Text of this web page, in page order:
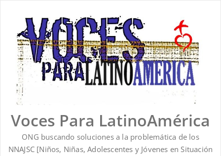
contenido
Voces Para LatinoAmérica
ONG buscando soluciones a la problemática de los
NNAJSC [Niños, Niñas, Adolescentes y Jóvenes en Situación